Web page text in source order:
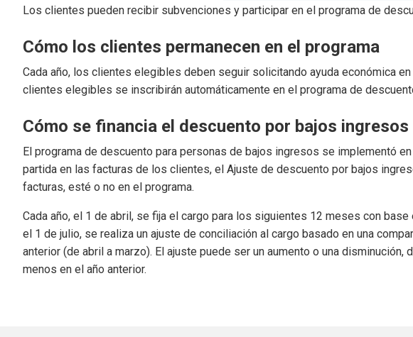
Los clientes pueden recibir subvenciones y participar en el programa de
Cómo los clientes permanecen en el programa
Cada año, los clientes elegibles deben seguir solicitando ayuda económica
clientes elegibles se inscribirán automáticamente en el programa de
Cómo se financia el descuento por bajos ingresos
El programa de descuento para personas de bajos ingresos se implementó
partida en las facturas de los clientes, el Ajuste de descuento por bajos
facturas, esté o no en el programa.
Cada año, el 1 de abril, se fija el cargo para los siguientes 12 meses con
el 1 de julio, se realiza un ajuste de conciliación al cargo basado en una
anterior (de abril a marzo). El ajuste puede ser un aumento o una
menos en el año anterior.